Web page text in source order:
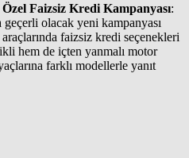
Faizsiz Kredi Kampanyası:
olacak yeni kampanyası
faizsiz kredi seçenekleri
hem de içten yanmalı motor
farklı modellerle yanıt